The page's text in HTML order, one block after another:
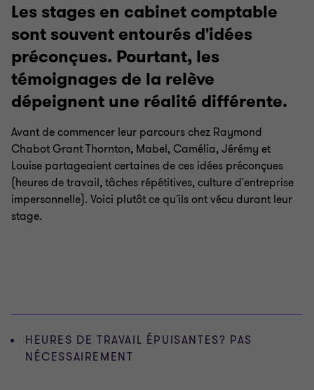
Les stages en cabinet comptable
sont souvent entourés d'idées
préconçues. Pourtant, les
témoignages de la relève
dépeignent une réalité différente.
Avant de commencer leur parcours chez Raymond
Chabot Grant Thornton, Mabel, Camélia, Jérémy et
Louise partageaient certaines de ces idées préconçues
(heures de travail, tâches répétitives, culture d'entreprise
impersonnelle). Voici plutôt ce qu'ils ont vécu durant leur
stage.
HEURES DE TRAVAIL ÉPUISANTES? PAS
NÉCESSAIREMENT